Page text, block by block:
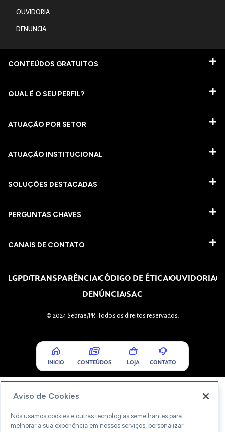
OUVIDORIA
DENUNCIA
CONTEÚDOS GRATUITOS
QUAL É O SEU PERFIL?
ATUAÇÃO POR SETOR
ATUAÇÃO INSTITUCIONAL
SOLUÇÕES DESTACADAS
PERGUNTAS CHAVES​
CANAIS DE CONTATO
LGPDTRANSPARÊNCIACÓDIGO DE ÉTICAOUVIDORIA
DENÚNCIASAC
© 2024 Sebrae/PR. Todos os direitos reservados.
INICIO CONTEÚDOS LOJA CONTATO
Aviso de Cookies
Nós usamos cookies e outras tecnologias semelhantes para
melhorar a sua experiência em nossos serviços, personalizar